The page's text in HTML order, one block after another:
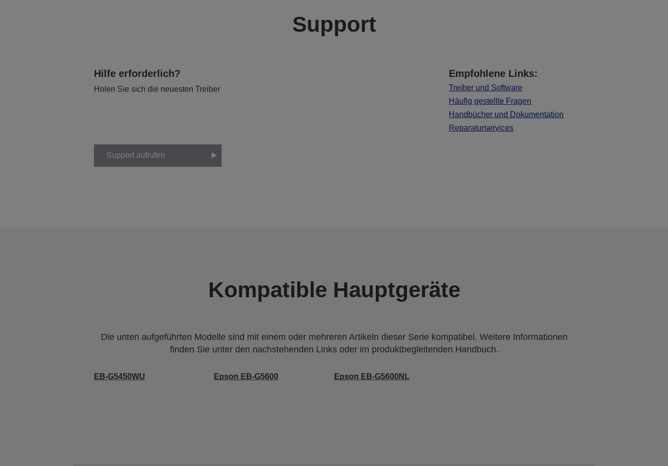
Support
Hilfe erforderlich?
Holen Sie sich die neuesten Treiber
Empfohlene Links:
Treiber und Software
Häufig gestellte Fragen
Handbücher und Dokumentation
Reparaturservices
Support aufrufen
Kompatible Hauptgeräte
Die unten aufgeführten Modelle sind mit einem oder mehreren Artikeln dieser Serie kompatibel. Weitere Informationen
finden Sie unter den nachstehenden Links oder im produktbegleitenden Handbuch.
EB-G5450WU Epson EB-G5600 Epson EB-G5600NL